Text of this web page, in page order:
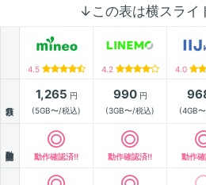
↓この表は横スライ
4.5 4.2 4.0
1,265 円
(5GB〜/税込)
990円
(3GB〜/税込)
(4GB
動作確認済!! 動作確認済!! 動作